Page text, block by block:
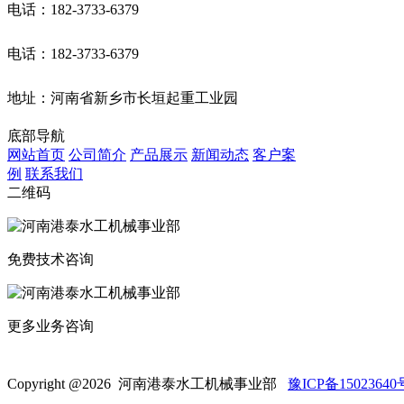
电话：182-3733-6379
电话：182-3733-6379
地址：河南省新乡市长垣起重工业园
底部导航
网站首页 公司简介 产品展示 新闻动态 客户案
例 联系我们
二维码
免费技术咨询
更多业务咨询
Copyright @2026 河南港泰水工机械事业部 豫ICP备15023640